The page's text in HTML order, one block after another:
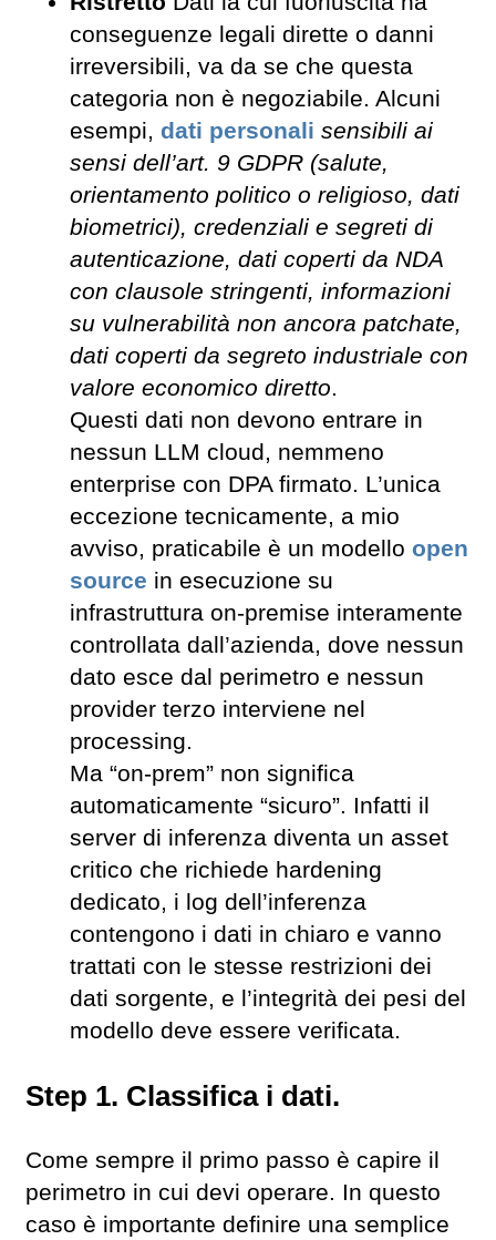
conseguenze legali dirette o danni
irreversibili, va da se che questa
categoria non è negoziabile. Alcuni
esempi, dati personali sensibili ai
sensi dell’art. 9 GDPR (salute,
orientamento politico o religioso, dati
biometrici), credenziali e segreti di
autenticazione, dati coperti da NDA
con clausole stringenti, informazioni
su vulnerabilità non ancora patchate,
dati coperti da segreto industriale con
valore economico diretto.
Questi dati non devono entrare in
nessun LLM cloud, nemmeno
enterprise con DPA firmato. L’unica
eccezione tecnicamente, a mio
avviso, praticabile è un modello open
source in esecuzione su
infrastruttura on-premise interamente
controllata dall’azienda, dove nessun
dato esce dal perimetro e nessun
provider terzo interviene nel
processing.
Ma “on-prem” non significa
automaticamente “sicuro”. Infatti il
server di inferenza diventa un asset
critico che richiede hardening
dedicato, i log dell’inferenza
contengono i dati in chiaro e vanno
trattati con le stesse restrizioni dei
dati sorgente, e l’integrità dei pesi del
modello deve essere verificata.
Step 1. Classifica i dati.
Come sempre il primo passo è capire il
perimetro in cui devi operare. In questo
caso è importante definire una semplice